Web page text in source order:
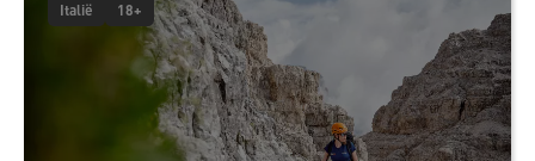
Italië 18+